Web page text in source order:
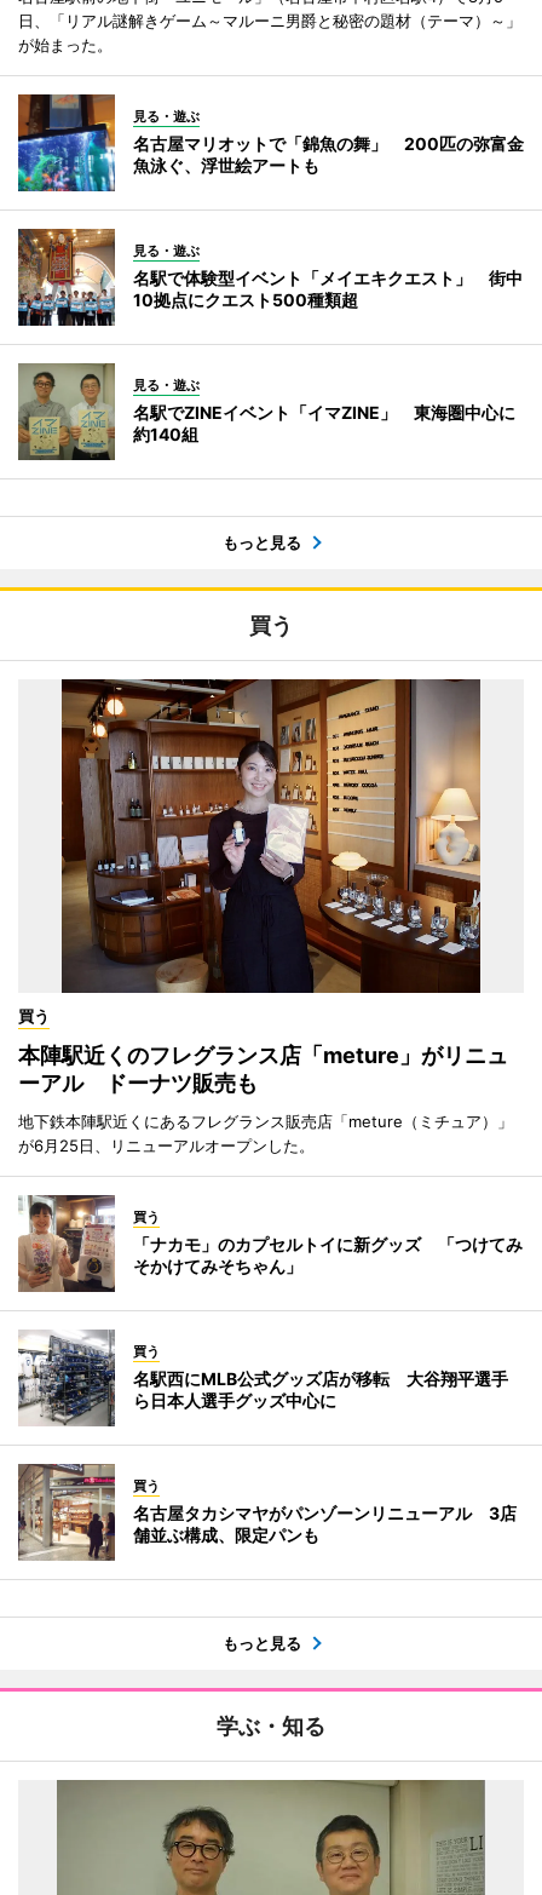
日、「リアル謎解きゲーム～マルーニ男爵と秘密の題材（テーマ）～」
が始まった。
見る・遊ぶ
名古屋マリオットで「錦魚の舞」 200匹の弥富金
魚泳ぐ、浮世絵アートも
見る・遊ぶ
名駅で体験型イベント「メイエキクエスト」 街中
10拠点にクエスト500種類超
見る・遊ぶ
名駅でZINEイベント「イマZINE」 東海圏中心に
約140組
もっと見る
買う
買う
本陣駅近くのフレグランス店「meture」がリニュ
ーアル ドーナツ販売も
地下鉄本陣駅近くにあるフレグランス販売店「meture（ミチュア）」
が6月25日、リニューアルオープンした。
買う
「ナカモ」のカプセルトイに新グッズ 「つけてみ
そかけてみそちゃん」
買う
名駅西にMLB公式グッズ店が移転 大谷翔平選手
ら日本人選手グッズ中心に
買う
名古屋タカシマヤがパンゾーンリニューアル 3店
舗並ぶ構成、限定パンも
もっと見る
学ぶ・知る